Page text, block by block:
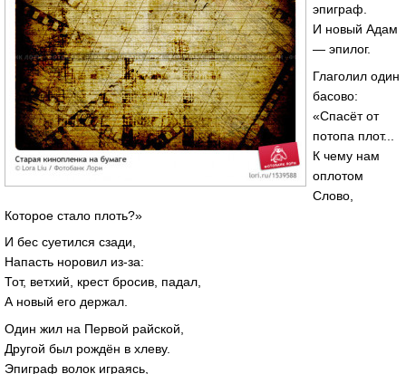
эпиграф.
И новый Адам
— эпилог.
Глаголил один
басово:
«Спасёт от
потопа плот...
К чему нам
оплотом
Слово,
Которое стало плоть?»
И бес суетился сзади,
Напасть норовил из-за:
Тот, ветхий, крест бросив, падал,
А новый его держал.
Один жил на Первой райской,
Другой был рождён в хлеву.
Эпиграф волок играясь,